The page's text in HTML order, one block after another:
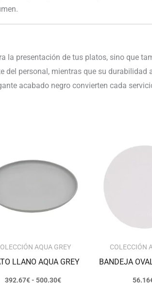
la presentación de tus platos, sino que
personal, mientras que su durabilidad
acabado negro convierten cada
AQUA GREY
LLANO AQUA GREY
392.67€- 500.30€
desde
392.67€
hasta
500.30€
COLECCIÓN
BANDEJA
56.16